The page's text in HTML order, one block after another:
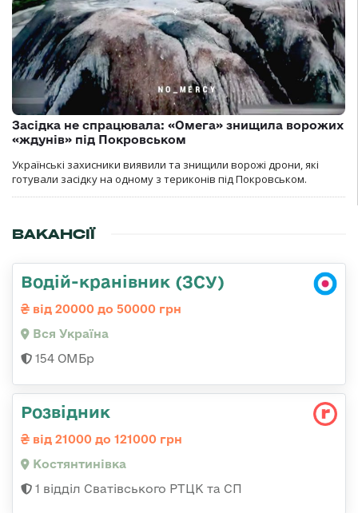
Засідка не спрацювала: «Омега» знищила ворожих
«ждунів» під Покровськом
Українські захисники виявили та знищили ворожі дрони, які
готували засідку на одному з териконів під Покровськом.
ВАКАНСІЇ
Водій-кранівник (ЗСУ)
від 20000 до 50000 грн
Вся Україна
154 ОМБр
Розвідник
від 21000 до 121000 грн
Костянтинівка
1 відділ Сватівського РТЦК та СП